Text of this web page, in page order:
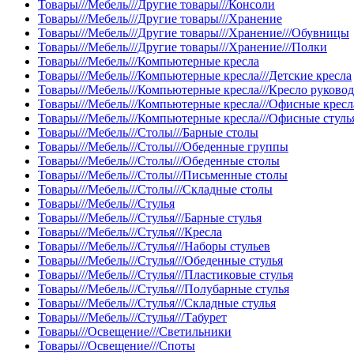
Товары///Мебель///Другие товары///Консоли
Товары///Мебель///Другие товары///Хранение
Товары///Мебель///Другие товары///Хранение///Обувницы
Товары///Мебель///Другие товары///Хранение///Полки
Товары///Мебель///Компьютерные кресла
Товары///Мебель///Компьютерные кресла///Детские кресла
Товары///Мебель///Компьютерные кресла///Кресло
Товары///Мебель///Компьютерные кресла///Офисные
Товары///Мебель///Компьютерные кресла///Офисные
Товары///Мебель///Столы///Барные столы
Товары///Мебель///Столы///Обеденные группы
Товары///Мебель///Столы///Обеденные столы
Товары///Мебель///Столы///Письменные столы
Товары///Мебель///Столы///Складные столы
Товары///Мебель///Стулья
Товары///Мебель///Стулья///Барные стулья
Товары///Мебель///Стулья///Кресла
Товары///Мебель///Стулья///Наборы стульев
Товары///Мебель///Стулья///Обеденные стулья
Товары///Мебель///Стулья///Пластиковые стулья
Товары///Мебель///Стулья///Полубарные стулья
Товары///Мебель///Стулья///Складные стулья
Товары///Мебель///Стулья///Табурет
Товары///Освещение///Светильники
Товары///Освещение///Споты